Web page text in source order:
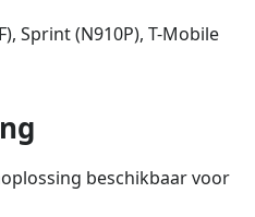
Sprint (N910P), T-Mobile
beschikbaar voor